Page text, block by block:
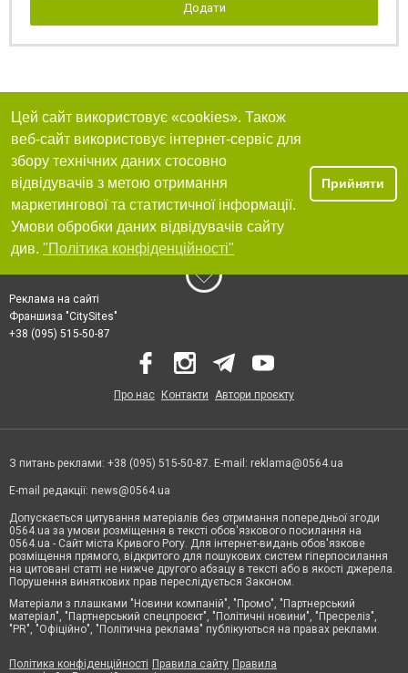
Додати
Цей сайт використовує «cookies». Також
веб-сайт використовує інтернет-сервіс для
збору технічних даних стосовно
відвідувачів з метою отримання
маркетингової та статистичної інформації.
Умови обробки даних відвідувачів сайту
див. "Політика конфіденційності"
Прийняти
Реклама на сайті
Франшиза "CitySites"
+38 (095) 515-50-87
Про нас Контакти Автори проєкту
З питань реклами: +38 (095) 515-50-87. E-mail: reklama@0564.ua
E-mail редакції: news@0564.ua
Допускається цитування матеріалів без отримання попередньої згоди
0564.ua за умови розміщення в тексті обов'язкового посилання на
0564.ua - Сайт міста Кривого Рогу. Для інтернет-видань обов'язкове
розміщення прямого, відкритого для пошукових систем гіперпосилання
на цитовані статті не нижче другого абзацу в тексті або в якості джерела.
Порушення виняткових прав переслідується Законом.
Матеріали з плашками "Новини компаній", "Промо", "Партнерський
матеріал", "Партнерський спецпроєкт", "Політичні новини", "Пресреліз",
"PR", "Офіційно", "Політична реклама" публікуються на правах реклами.
Політика конфіденційності Правила сайту Правила